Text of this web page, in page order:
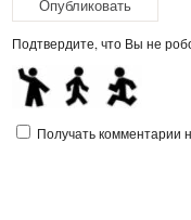
Подтвердите, что Вы не
Получать комментарии